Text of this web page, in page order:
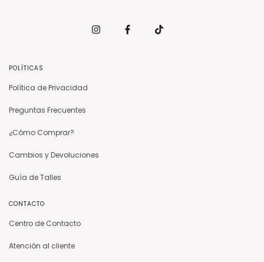
POLÍTICAS
Política de Privacidad
Preguntas Frecuentes
¿Cómo Comprar?
Cambios y Devoluciones
Guía de Talles
CONTACTO
Centro de Contacto
Atención al cliente